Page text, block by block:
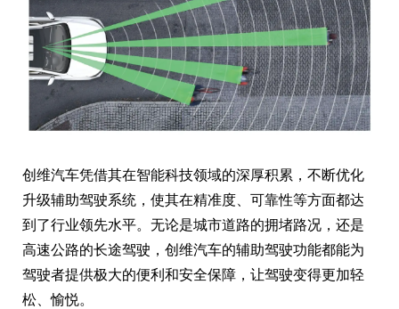
创维汽车凭借其在智能科技领域的深厚积累，不断优化
升级辅助驾驶系统，使其在精准度、可靠性等方面都达
到了行业领先水平。无论是城市道路的拥堵路况，还是
高速公路的长途驾驶，创维汽车的辅助驾驶功能都能为
驾驶者提供极大的便利和安全保障，让驾驶变得更加轻
松、愉悦。